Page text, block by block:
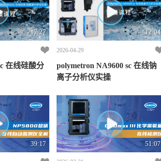
17:27
在线硅酸分
12:04
2026-04-29
polymetron NA9600 sc 在线钠
离子分析仪实操
39:17 51:07